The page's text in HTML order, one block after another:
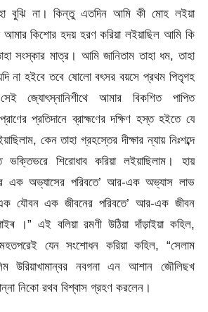
বুঝি না। কিন্তু এতদিন আমি কী মোহ লইয়া
আমার কিশোর হদয় হরণ করিয়া লইয়াছিল আমি কি
সংস্কার মাত্র। আমি জানিতাম তাহা ধম, তাহা
না হইবে তবে ষোলো বৎসর বয়সে প্রথম পিতৃগহ
জ্যোৎস্নানিশীথে আমার বিকশিত পাপিত
প্রতিদানে ব্রাহ্মণের দক্ষিণ হস্ত হইতে যে
কেন তাহা গ্রহস্তের দীক্ষার ন্যায় নিঃশব্দে
শিরোধাব করিয়া লইয়াছিলাম। হায়
এক অভ্যাসের পরিবতে’ আর-এক অভ্যাস লাভ
যৌবন এক জীবনের পরিবতে’ আর-এক জীবন
।” এই বলিয়া রমণী উঠিয়া দাঁড়াইয়া কহিল,
যেন সংশোধন করিয়া কহিল, “সেলাম
উরিয়াখামান্বর নবগনা এন আশান জৌলিছখ
নিকো রথব বিশ্বাস গ্রহণ করলেন।